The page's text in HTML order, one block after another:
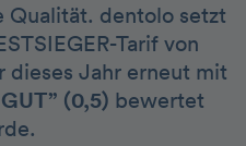
Qualität. dentolo setzt
Tarif von
dieses Jahr erneut mit
(0,5) bewertet